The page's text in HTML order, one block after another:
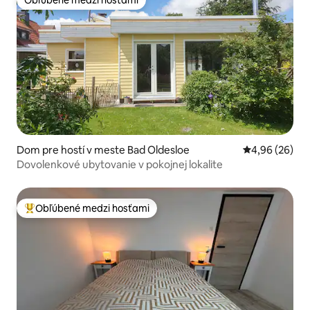
Obľúbené medzi hosťami
Dom pre hostí v meste Bad Oldesloe Priemerné
4,96 (26)
Dovolenkové ubytovanie v pokojnej lokalite
Najobľúbenejšie medzi hosťami
Obľúbené medzi hosťami